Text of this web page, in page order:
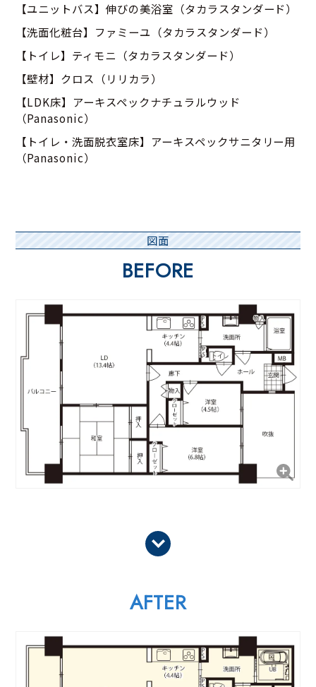
【ユニットバス】伸びの美浴室（タカラスタンダード）
【洗面化粧台】ファミーユ（タカラスタンダード）
【トイレ】ティモニ（タカラスタンダード）
【壁材】クロス（リリカラ）
【LDK床】アーキスペックナチュラルウッド
（Panasonic）
【トイレ・洗面脱衣室床】アーキスペックサニタリー用
（Panasonic）
図面
BEFORE
AFTER